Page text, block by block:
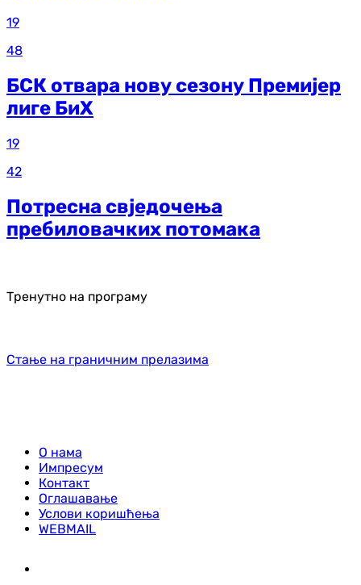
19
48
БСК отвара нову сезону Премијер
лиге БиХ
19
42
Потресна свједочења
пребиловачких потомака
Тренутно на програму
Стање на граничним прелазима
О нама
Импресум
Контакт
Оглашавање
Услови коришћења
WEBMAIL